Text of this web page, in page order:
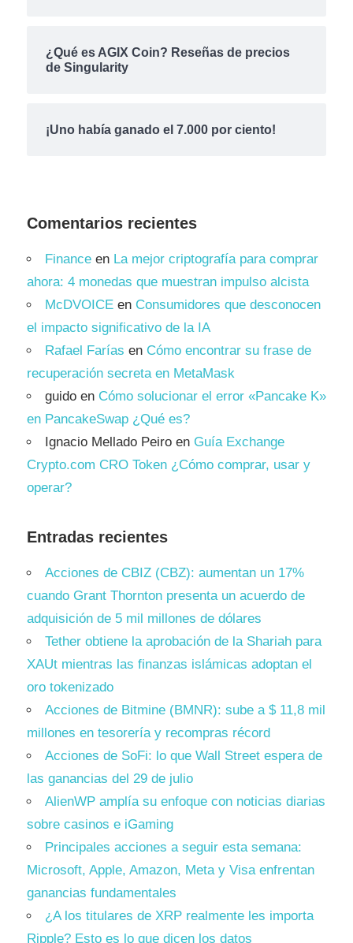
¿Qué es AGIX Coin? Reseñas de precios
de Singularity
¡Uno había ganado el 7.000 por ciento!
Comentarios recientes
Finance en La mejor criptografía para comprar
ahora: 4 monedas que muestran impulso alcista
McDVOICE en Consumidores que desconocen
el impacto significativo de la IA
Rafael Farías en Cómo encontrar su frase de
recuperación secreta en MetaMask
guido en Cómo solucionar el error «Pancake K»
en PancakeSwap ¿Qué es?
Ignacio Mellado Peiro en Guía Exchange
Crypto.com CRO Token ¿Cómo comprar, usar y
operar?
Entradas recientes
Acciones de CBIZ (CBZ): aumentan un 17%
cuando Grant Thornton presenta un acuerdo de
adquisición de 5 mil millones de dólares
Tether obtiene la aprobación de la Shariah para
XAUt mientras las finanzas islámicas adoptan el
oro tokenizado
Acciones de Bitmine (BMNR): sube a $ 11,8 mil
millones en tesorería y recompras récord
Acciones de SoFi: lo que Wall Street espera de
las ganancias del 29 de julio
AlienWP amplía su enfoque con noticias diarias
sobre casinos e iGaming
Principales acciones a seguir esta semana:
Microsoft, Apple, Amazon, Meta y Visa enfrentan
ganancias fundamentales
¿A los titulares de XRP realmente les importa
Ripple? Esto es lo que dicen los datos